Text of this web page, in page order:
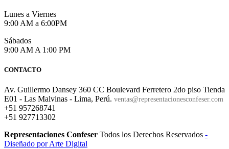
Lunes a Viernes
9:00 AM a 6:00PM
Sábados
9:00 AM A 1:00 PM
CONTACTO
Av. Guillermo Dansey 360 CC Boulevard Ferretero 2do piso Tienda
E01 - Las Malvinas - Lima, Perú. ventas@representacionesconfeser.com
+51 957268741
+51 927713302
Representaciones Confeser Todos los Derechos Reservados -
Diseñado por Arte Digital